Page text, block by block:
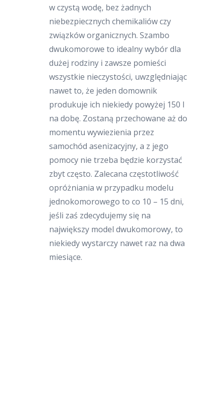
w czystą wodę, bez żadnych
niebezpiecznych chemikaliów czy
związków organicznych. Szambo
dwukomorowe to idealny wybór dla
dużej rodziny i zawsze pomieści
wszystkie nieczystości, uwzględniając
nawet to, że jeden domownik
produkuje ich niekiedy powyżej 150 l
na dobę. Zostaną przechowane aż do
momentu wywiezienia przez
samochód asenizacyjny, a z jego
pomocy nie trzeba będzie korzystać
zbyt często. Zalecana częstotliwość
opróżniania w przypadku modelu
jednokomorowego to co 10 – 15 dni,
jeśli zaś zdecydujemy się na
największy model dwukomorowy, to
niekiedy wystarczy nawet raz na dwa
miesiące.